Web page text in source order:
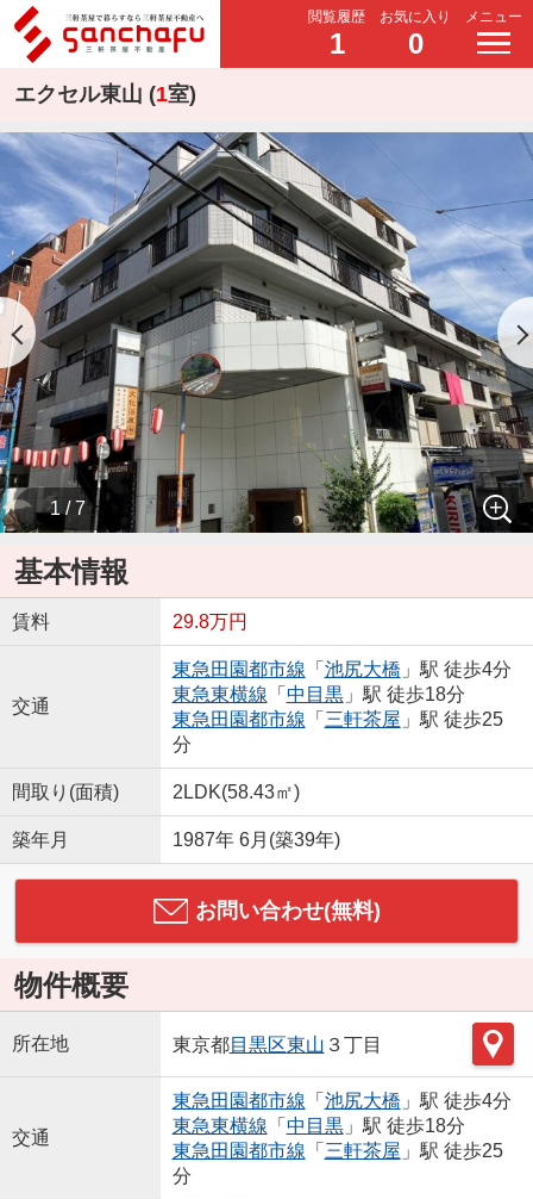
閲覧履歴
1
お気に入り
0
メニュー
エクセル東山 (1室)
1 / 7
基本情報
賃料 29.8万円
交通
東急田園都市線 「 池尻大橋 」駅 徒歩4分
東急東横線 「 中目黒」駅 徒歩18分
東急田園都市線 「 三軒茶屋 」駅 徒歩25
分
間取り(面積) 2LDK(58.43㎡)
築年月 1987年 6月(築39年)
お問い合わせ(無料)
物件概要
所在地 東京都目黒区東山 ３丁目
交通
東急田園都市線 「 池尻大橋 」駅 徒歩4分
東急東横線 「 中目黒」駅 徒歩18分
東急田園都市線 「 三軒茶屋 」駅 徒歩25
分